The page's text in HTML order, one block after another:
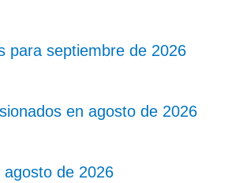
para septiembre de 2026
en agosto de 2026
de 2026